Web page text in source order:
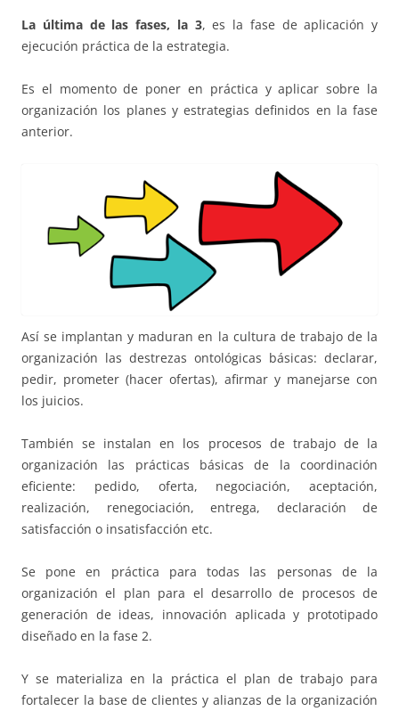
La última de las fases, la 3, es la fase de aplicación y
ejecución práctica de la estrategia.
Es el momento de poner en práctica y aplicar sobre la
organización los planes y estrategias definidos en la fase
anterior.
Así se implantan y maduran en la cultura de trabajo de la
organización las destrezas ontológicas básicas: declarar,
pedir, prometer (hacer ofertas), afirmar y manejarse con
los juicios.
También se instalan en los procesos de trabajo de la
organización las prácticas básicas de la coordinación
eficiente: pedido, oferta, negociación, aceptación,
realización, renegociación, entrega, declaración de
satisfacción o insatisfacción etc.
Se pone en práctica para todas las personas de la
organización el plan para el desarrollo de procesos de
generación de ideas, innovación aplicada y prototipado
diseñado en la fase 2.
Y se materializa en la práctica el plan de trabajo para
fortalecer la base de clientes y alianzas de la organización